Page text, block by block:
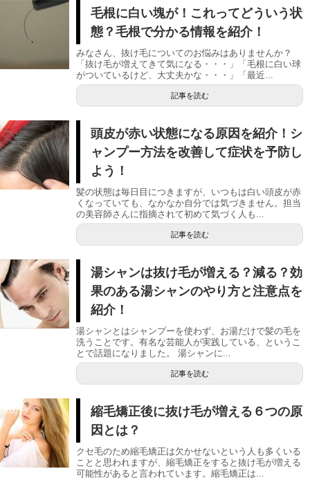
毛根に白い塊が！これってどういう状
態？毛根で分かる情報を紹介！
みなさん、抜け毛についてのお悩みはありませんか？
「抜け毛が増えてきて気になる・・・」「毛根に白い球
がついているけど、大丈夫かな・・・」「最近...
記事を読む
頭皮が赤い状態になる原因を紹介！シ
ャンプー方法を改善して症状を予防し
よう！
髪の状態は毎日目につきますが、いつもは白い頭皮が赤
くなっていても、なかなか自分では気づきません。担当
の美容師さんに指摘されて初めて気づく人も...
記事を読む
湯シャンは抜け毛が増える？減る？効
果のある湯シャンのやり方と注意点を
紹介！
湯シャンとはシャンプーを使わず、お湯だけで髪の毛を
洗うことです。有名な芸能人が実践している、というこ
とで話題になりました。 湯シャンに...
記事を読む
縮毛矯正後に抜け毛が増える６つの原
因とは？
クセ毛のため縮毛矯正は欠かせないという人も多くいる
ことと思われますが、縮毛矯正をすると抜け毛が増える
可能性があると言われています。縮毛矯正は...